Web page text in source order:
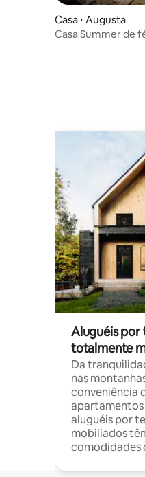
Casa ⋅ Augusta
Casa Summer de
Aluguéis
totalmente
Da
nas
conveniência
apartamentos
aluguéis por
mobiliados
comodidades